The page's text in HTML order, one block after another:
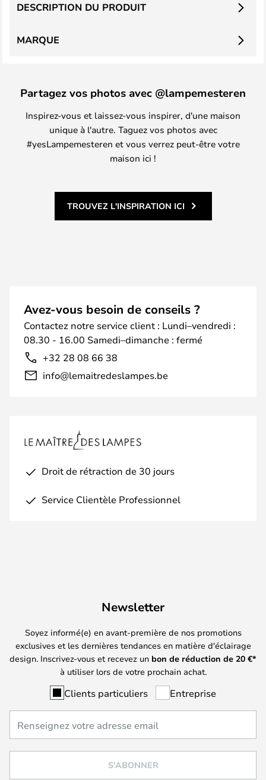
DESCRIPTION DU PRODUIT
MARQUE
Partagez vos photos avec @lampemesteren
Inspirez-vous et laissez-vous inspirer, d'une maison
unique à l'autre. Taguez vos photos avec
#yesLampemesteren et vous verrez peut-être votre
maison ici !
TROUVEZ L'INSPIRATION ICI
Avez-vous besoin de conseils ?
Contactez notre service client : Lundi–vendredi :
08.30 - 16.00 Samedi–dimanche : fermé
+32 28 08 66 38
info@lemaitredeslampes.be
Droit de rétraction de 30 jours
Service Clientèle Professionnel
Newsletter
Soyez informé(e) en avant-première de nos promotions
exclusives et les dernières tendances en matière d'éclairage
design. Inscrivez-vous et recevez un bon de réduction de 20 €*
à utiliser lors de votre prochain achat.
Clients particuliers Entreprise
S'ABONNER